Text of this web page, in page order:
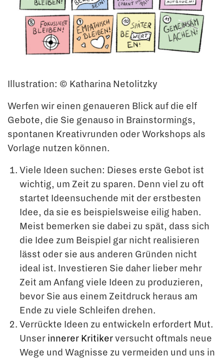
Illustration: © Katharina Netolitzky
Werfen wir einen genaueren Blick auf die elf
Gebote, die Sie genauso in Brainstormings,
spontanen Kreativrunden oder Workshops als
Vorlage nutzen können.
Viele Ideen suchen: Dieses erste Gebot ist
wichtig, um Zeit zu sparen. Denn viel zu oft
startet Ideensuchende mit der erstbesten
Idee, da sie es beispielsweise eilig haben.
Meist bemerken sie dabei zu spät, dass sich
die Idee zum Beispiel gar nicht realisieren
lässt oder sie aus anderen Gründen nicht
ideal ist. Investieren Sie daher lieber mehr
Zeit am Anfang viele Ideen zu produzieren,
bevor Sie aus einem Zeitdruck heraus am
Ende zu viele Schleifen drehen.
Verrückte Ideen zu entwickeln erfordert Mut.
Unser innerer Kritiker versucht oftmals neue
Wege und Wagnisse zu vermeiden und uns in